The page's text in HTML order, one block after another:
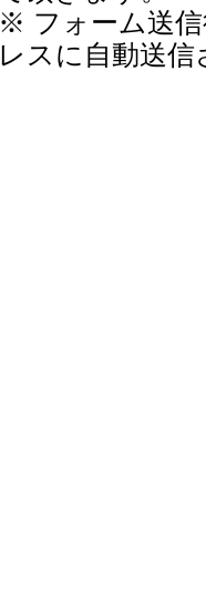
※ フォーム送
レスに自動送